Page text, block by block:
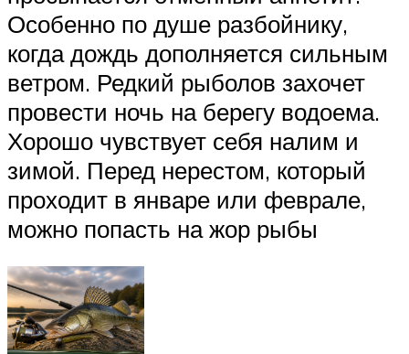
Особенно по душе разбойнику,
когда дождь дополняется сильным
ветром. Редкий рыболов захочет
провести ночь на берегу водоема.
Хорошо чувствует себя налим и
зимой. Перед нерестом, который
проходит в январе или феврале,
можно попасть на жор рыбы